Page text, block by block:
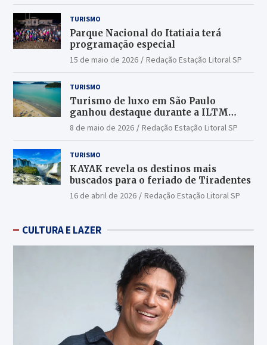
TURISMO
Parque Nacional do Itatiaia terá
programação especial
15 de maio de 2026 Redação Estação Litoral SP
TURISMO
Turismo de luxo em São Paulo
ganhou destaque durante a ILTM
Latin America 2026
8 de maio de 2026 Redação Estação Litoral SP
TURISMO
KAYAK revela os destinos mais
buscados para o feriado de Tiradentes
16 de abril de 2026 Redação Estação Litoral SP
CULTURA E LAZER